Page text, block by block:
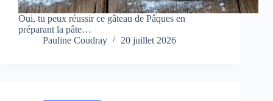
Oui, tu peux réussir ce gâteau de Pâques en
préparant la pâte…
Pauline Coudray
20 juillet 2026